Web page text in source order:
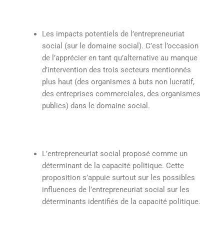
Les impacts potentiels de l’entrepreneuriat
social (sur le domaine social). C’est l’occasion
de l’apprécier en tant qu’alternative au manque
d’intervention des trois secteurs mentionnés
plus haut (des organismes à buts non lucratif,
des entreprises commerciales, des organismes
publics) dans le domaine social.
L’entrepreneuriat social proposé comme un
déterminant de la capacité politique. Cette
proposition s’appuie surtout sur les possibles
influences de l’entrepreneuriat social sur les
déterminants identifiés de la capacité politique.